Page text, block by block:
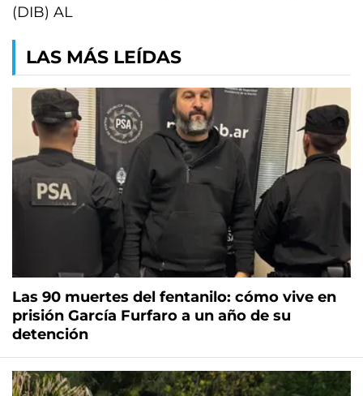
(DIB) AL
LAS MÁS LEÍDAS
Las 90 muertes del fentanilo: cómo vive en
prisión García Furfaro a un año de su
detención